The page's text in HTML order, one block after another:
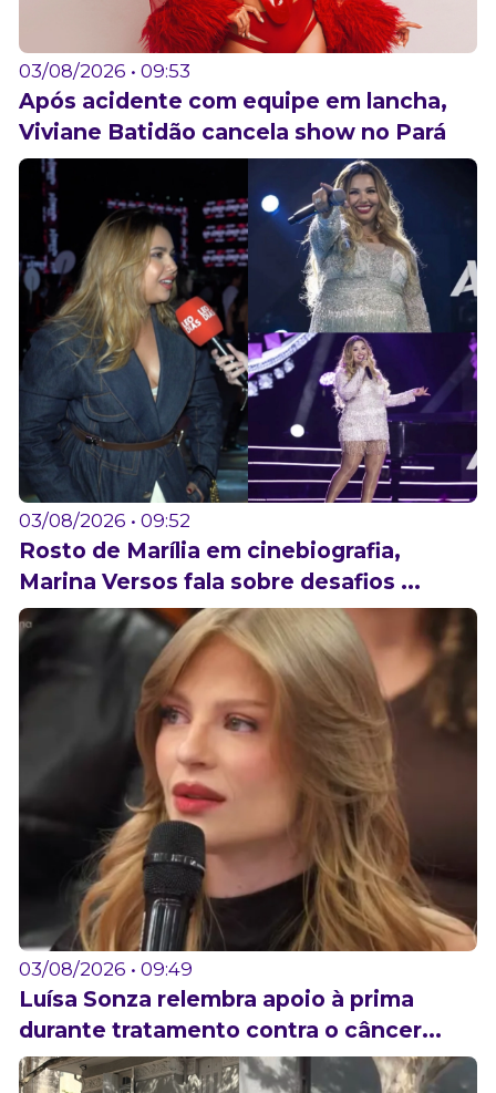
03/08/2026 • 09:53
Após acidente com equipe em lancha,
Viviane Batidão cancela show no Pará
03/08/2026 • 09:52
Rosto de Marília em cinebiografia,
Marina Versos fala sobre desafios ...
03/08/2026 • 09:49
Luísa Sonza relembra apoio à prima
durante tratamento contra o câncer...